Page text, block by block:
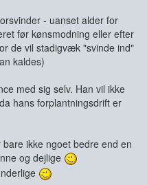
- uanset alder for
før kønsmodning eller efter
de vil stadigvæk "svinde ind"
kaldes)
med sig selv. Han vil ikke
hans forplantningsdrift er
ikke ngoet bedre end en
og dejlige